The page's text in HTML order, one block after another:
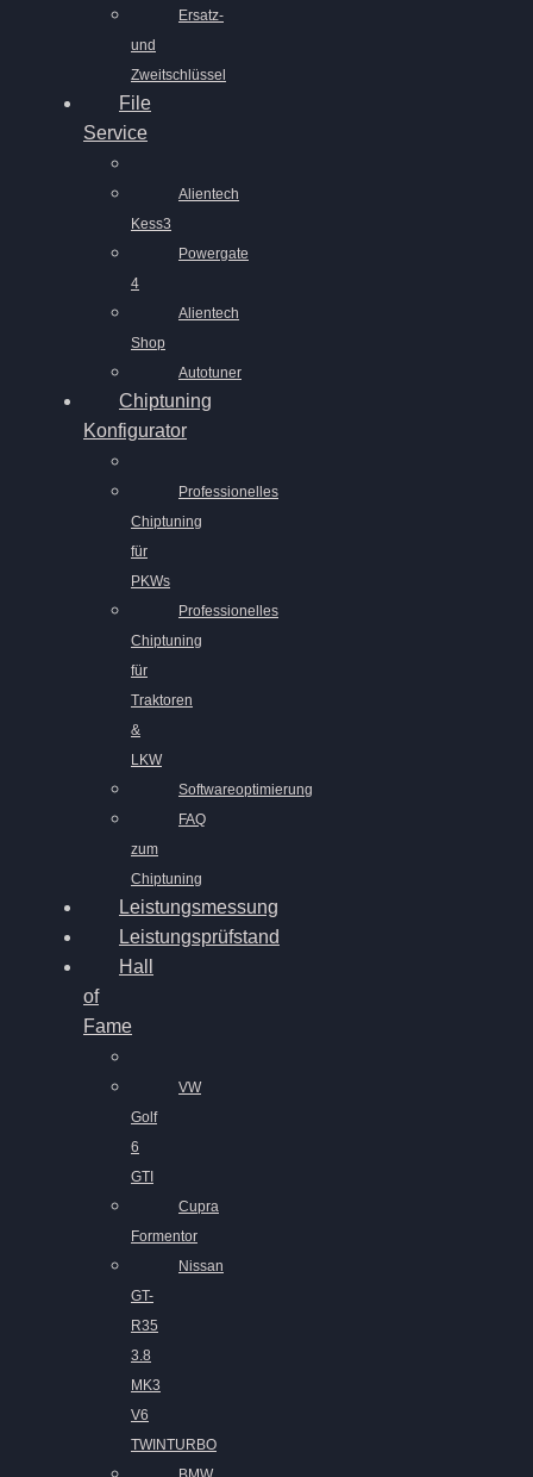
Ersatz-
und
Zweitschlüssel
File
Service
Alientech
Kess3
Powergate
4
Alientech
Shop
Autotuner
Chiptuning
Konfigurator
Professionelles
Chiptuning
für
PKWs
Professionelles
Chiptuning
für
Traktoren
&
LKW
Softwareoptimierung
FAQ
zum
Chiptuning
Leistungsmessung
Leistungsprüfstand
Hall
of
Fame
VW
Golf
6
GTI
Cupra
Formentor
Nissan
GT-
R35
3.8
MK3
V6
TWINTURBO